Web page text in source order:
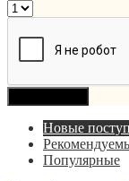
Новые
Популярные